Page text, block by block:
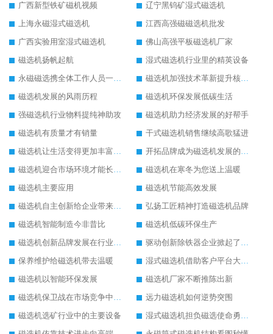
广西新型铁矿磁机视频
辽宁黑钨矿湿式磁选机
上海永磁湿式磁选机
江西高强磁磁选机批发
广西实验用室湿式磁选机
佛山高强平板磁选机厂家
磁选机扬帆起航
湿式磁选机行业里的精英设备
永磁磁选携全体工作人员一起闯
磁选机加强技术革新提升核心竞争力
磁选机发展的风雨历程
磁选机环保发展低碳生活
强磁选机行业物料提纯神助攻
磁选机助力经济发展的好帮手
磁选机有质量才有销量
干式磁选机销售继续高歌猛进
磁选机让生活变得更加丰富多彩
开拓品牌成为磁选机发展的有效武器
磁选机迎合市场环境才能长远发展
磁选机在寒冬为您送上温暖
磁选机主要应用
磁选机节能高效发展
磁选机自主创新给企业带来了阳光
弘扬工匠精神打造磁选机品牌
磁选机智能制造今非昔比
磁选机低碳环保生产
磁选机创新品牌发展在行业的顶端
驱动创新除铁器企业掀起了发展风暴
保养维护给磁选机带去温暖
湿式磁选机借助客户平台大放异彩
磁选机以智能环保发展
磁选机厂家不断推陈出新
磁选机保卫战在市场竞争中打响
远力磁选机如何逆势突围
磁选机选矿行业中的主要设备
湿式磁选机担负磁选使命勇往直前